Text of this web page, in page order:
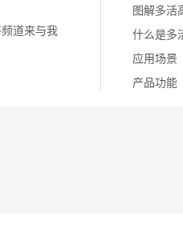
图解多活
什么是多
应用场景
产品功能
道来与我